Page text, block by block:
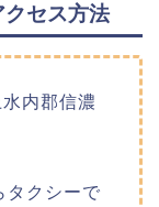
セス方法
内郡信濃
タクシーで